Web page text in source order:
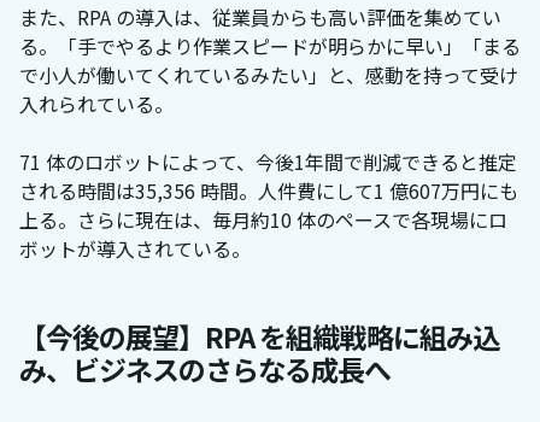
また、RPA の導入は、従業員からも高い評価を集めてい
る。「手でやるより作業スピードが明らかに早い」「まる
で小人が働いてくれているみたい」と、感動を持って受け
入れられている。
71 体のロボットによって、今後1年間で削減できると推定
される時間は35,356 時間。人件費にして1 億607万円にも
上る。さらに現在は、毎月約10 体のペースで各現場にロ
ボットが導入されている。
【今後の展望】RPA を組織戦略に組み込
み、ビジネスのさらなる成長へ